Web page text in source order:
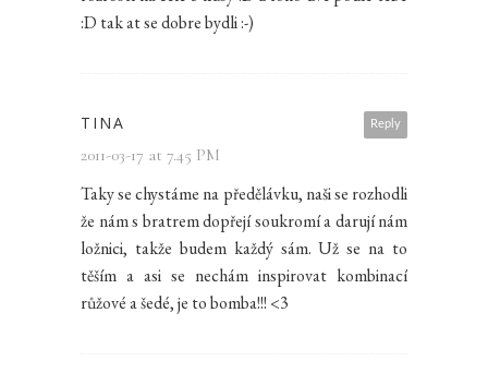
:D tak at se dobre bydli :-)
Reply
TINA
2011-03-17 at 7.45 PM
Taky se chystáme na předělávku, naši se rozhodli
že nám s bratrem dopřejí soukromí a darují nám
ložnici, takže budem každý sám. Už se na to
těším a asi se nechám inspirovat kombinací
růžové a šedé, je to bomba!!! <3